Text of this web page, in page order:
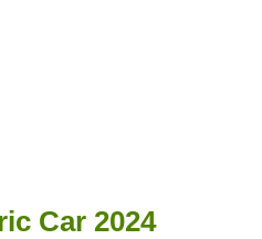
Car 2024